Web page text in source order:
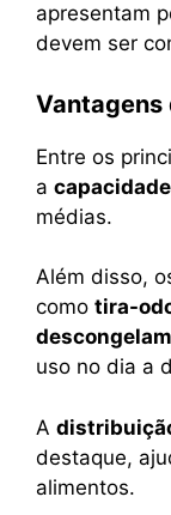
apresentam
devem ser
Vantagens
Entre os
a
médias.
Além disso,
como tira-
uso no dia a
A
destaque,
alimentos.